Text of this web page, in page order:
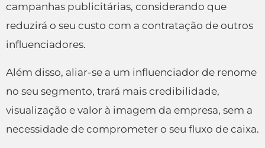
campanhas publicitárias, considerando que
reduzirá o seu custo com a contratação de outros
influenciadores.
Além disso, aliar-se a um influenciador de renome
no seu segmento, trará mais credibilidade,
visualização e valor à imagem da empresa, sem a
necessidade de comprometer o seu fluxo de caixa.